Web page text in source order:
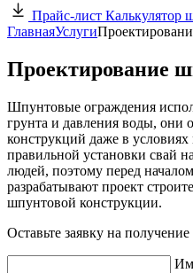
Прайс-лист Калькулятор
ГлавнаяУслуги
Проектирование
Шпунтовые ограждения
грунта и давления воды, они
конструкций даже в
правильной установки свай
людей, поэтому перед
разрабатывают проект
шпунтовой конструкции.
Оставьте заявку на